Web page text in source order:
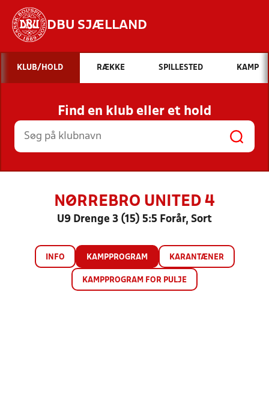
DBU SJÆLLAND
Hvad vil du søge efter?
INDHOLD OG NYHEDER
STILLINGER, RESULTATER, KLUBBER OG
HOLD
KLUB/HOLD RÆKKE SPILLESTED KAMP
Find en klub eller et hold
NØRREBRO UNITED 4
U9 Drenge 3 (15) 5:5 Forår, Sort
INFO KAMPPROGRAM KARANTÆNER
KAMPPROGRAM FOR PULJE